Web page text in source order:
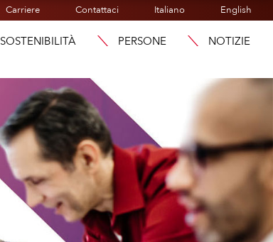
Carriere Contattaci Italiano English
SOSTENIBILITÀ PERSONE NOTIZIE